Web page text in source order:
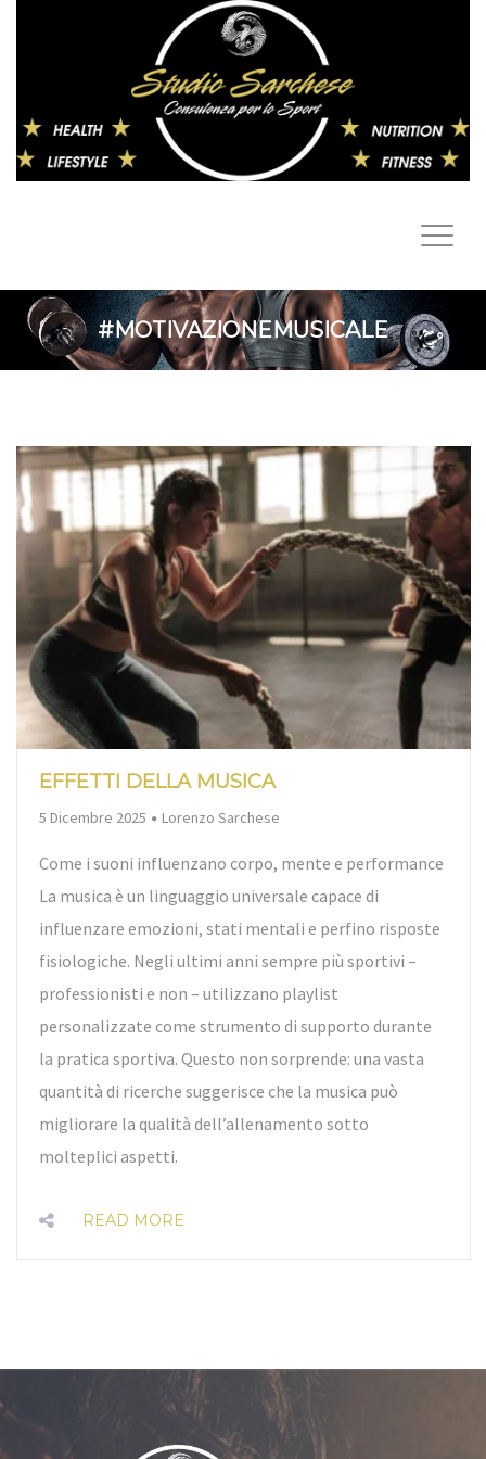
#MOTIVAZIONEMUSICALE
EFFETTI DELLA MUSICA
5 Dicembre 2025 By
Lorenzo Sarchese
Come i suoni influenzano corpo, mente e performance
La musica è un linguaggio universale capace di
influenzare emozioni, stati mentali e perfino risposte
fisiologiche. Negli ultimi anni sempre più sportivi –
professionisti e non – utilizzano playlist
personalizzate come strumento di supporto durante
la pratica sportiva. Questo non sorprende: una vasta
quantità di ricerche suggerisce che la musica può
migliorare la qualità dell’allenamento sotto
molteplici aspetti.
READ MORE